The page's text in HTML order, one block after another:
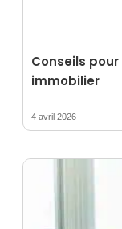
Conseils
immobilier
4 avril 2026